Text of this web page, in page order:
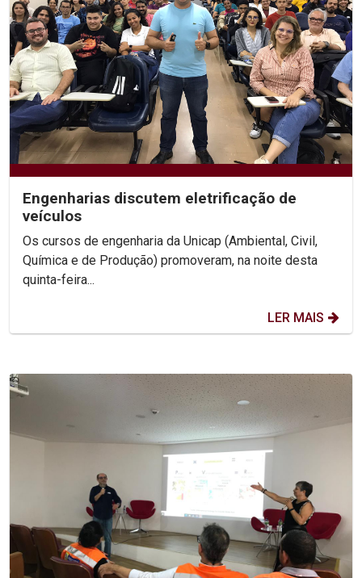
Engenharias discutem eletrificação de
veículos
Os cursos de engenharia da Unicap (Ambiental, Civil,
Química e de Produção) promoveram, na noite desta
quinta-feira...
LER MAIS